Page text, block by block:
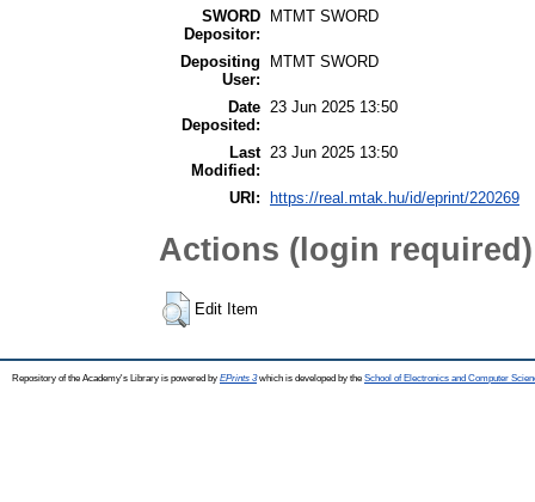
SWORD
Depositor:
MTMT SWORD
Depositing
User:
MTMT SWORD
Date
Deposited:
23 Jun 2025 13:50
Last
Modified:
23 Jun 2025 13:50
URI: https://real.mtak.hu/id/eprint/220269
Actions (login required)
Edit Item
Repository of the Academy's Library is powered by EPrints 3which is developed by the School of Electronics and Computer